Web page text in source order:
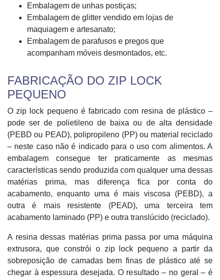
Embalagem de unhas postiças;
Embalagem de glitter vendido em lojas de
maquiagem e artesanato;
Embalagem de parafusos e pregos que
acompanham móveis desmontados, etc.
FABRICAÇÃO DO ZIP LOCK
PEQUENO
O zip lock pequeno é fabricado com resina de plástico –
pode ser de polietileno de baixa ou de alta densidade
(PEBD ou PEAD), polipropileno (PP) ou material reciclado
– neste caso não é indicado para o uso com alimentos. A
embalagem consegue ter praticamente as mesmas
características sendo produzida com qualquer uma dessas
matérias prima, mas diferença fica por conta do
acabamento, enquanto uma é mais viscosa (PEBD), a
outra é mais resistente (PEAD), uma terceira tem
acabamento laminado (PP) e outra translúcido (reciclado).
A resina dessas matérias prima passa por uma máquina
extrusora, que constrói o zip lock pequeno a partir da
sobreposição de camadas bem finas de plástico até se
chegar à espessura desejada. O resultado – no geral – é